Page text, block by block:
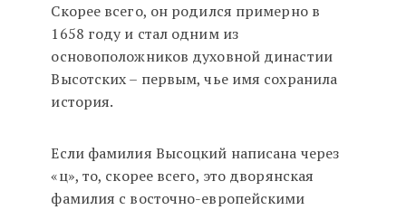
Скорее всего, он родился примерно в
1658 году и стал одним из
основоположников духовной династии
Высотских – первым, чье имя сохранила
история.
Если фамилия Высоцкий написана через
«ц», то, скорее всего, это дворянская
фамилия с восточно-европейскими